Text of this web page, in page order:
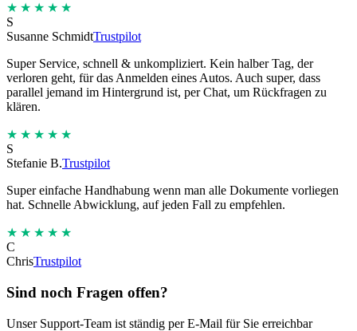
★★★★★
S
Susanne SchmidtTrustpilot
Super Service, schnell & unkompliziert. Kein halber Tag, der
verloren geht, für das Anmelden eines Autos. Auch super, dass
parallel jemand im Hintergrund ist, per Chat, um Rückfragen zu
klären.
★★★★★
S
Stefanie B.Trustpilot
Super einfache Handhabung wenn man alle Dokumente vorliegen
hat. Schnelle Abwicklung, auf jeden Fall zu empfehlen.
★★★★★
C
ChrisTrustpilot
Sind noch Fragen offen?
Unser Support-Team ist ständig per E-Mail für Sie erreichbar